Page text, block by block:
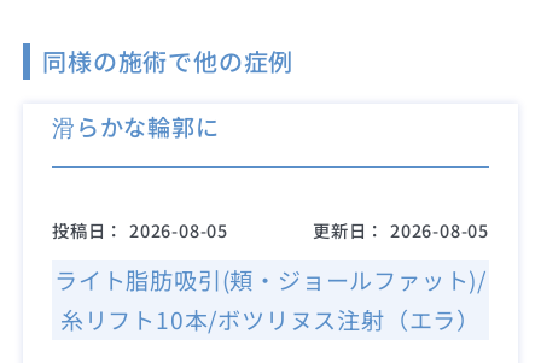
同様の施術で他の症例
滑らかな輪郭に
投稿日： 2026-08-05 更新日： 2026-08-05
ライト脂肪吸引(頬・ジョールファット)/
糸リフト10本/ボツリヌス注射（エラ）